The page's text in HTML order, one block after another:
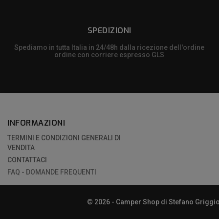
SPEDIZIONI
Spediamo in tutta Italia in 24/48h dalla ricezione dell'ordine
ordine con corriere espresso GLS
INFORMAZIONI
TERMINI E CONDIZIONI GENERALI DI
VENDITA
CONTATTACI
FAQ - DOMANDE FREQUENTI
© 2026 - Camper Shop di Stefano